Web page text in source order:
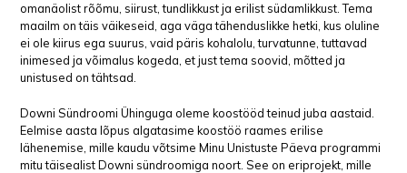
omanäolist rõõmu, siirust, tundlikkust ja erilist südamlikkust. Tema
maailm on täis väikeseid, aga väga tähenduslikke hetki, kus oluline
ei ole kiirus ega suurus, vaid päris kohalolu, turvatunne, tuttavad
inimesed ja võimalus kogeda, et just tema soovid, mõtted ja
unistused on tähtsad.
Downi Sündroomi Ühinguga oleme koostööd teinud juba aastaid.
Eelmise aasta lõpus algatasime koostöö raames erilise
lähenemise, mille kaudu võtsime Minu Unistuste Päeva programmi
mitu täisealist Downi sündroomiga noort. See on eriprojekt, mille